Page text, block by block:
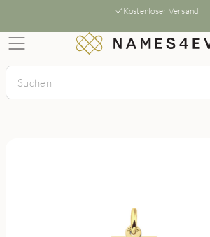
Kostenloser Versand